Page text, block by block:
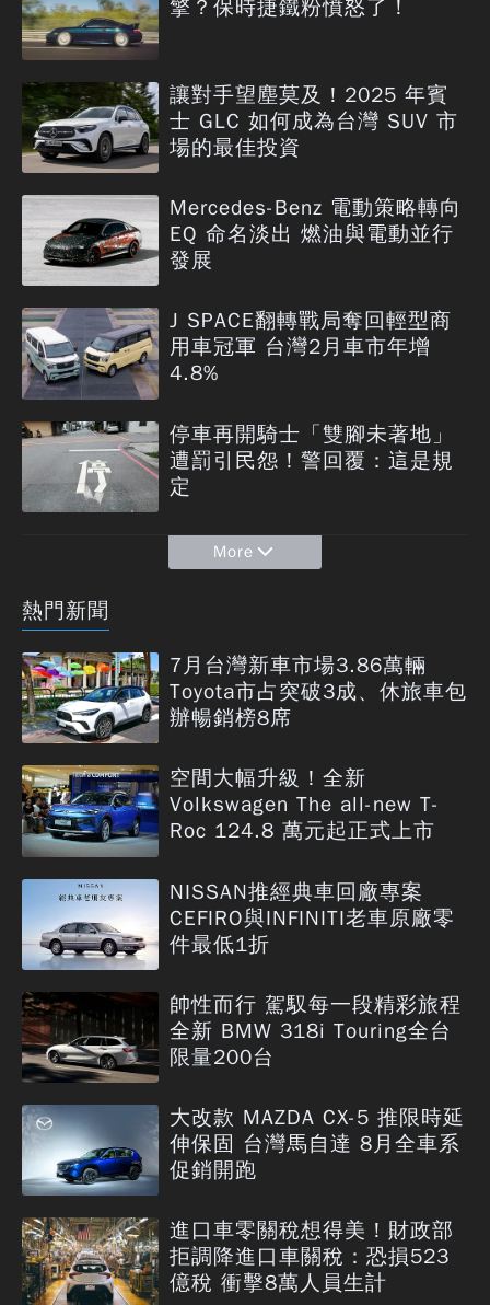
擎？保時捷鐵粉憤怒了！
讓對手望塵莫及！2025 年賓
士 GLC 如何成為台灣 SUV 市
場的最佳投資
Mercedes-Benz 電動策略轉向
EQ 命名淡出 燃油與電動並行
發展
J SPACE翻轉戰局奪回輕型商
用車冠軍 台灣2月車市年增
4.8%
停車再開騎士「雙腳未著地」
遭罰引民怨！警回覆：這是規
定
More
熱門新聞
7月台灣新車市場3.86萬輛
Toyota市占突破3成、休旅車包
辦暢銷榜8席
空間大幅升級！全新
Volkswagen The all-new T-
Roc 124.8 萬元起正式上市
NISSAN推經典車回廠專案
CEFIRO與INFINITI老車原廠零
件最低1折
帥性而行 駕馭每一段精彩旅程
全新 BMW 318i Touring全台
限量200台
大改款 MAZDA CX-5 推限時延
伸保固 台灣馬自達 8月全車系
促銷開跑
進口車零關稅想得美！財政部
拒調降進口車關稅：恐損523
億稅 衝擊8萬人員生計